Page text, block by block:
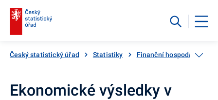
Český statistický úřad Statistiky Finanční hospodaření
Ekonomické výsledky v